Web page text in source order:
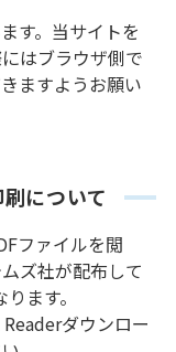
す。当サイトを
はブラウザ側で
ますようお願い
について
ファイルを閲
ズ社が配布して
ます。
ダウンロー